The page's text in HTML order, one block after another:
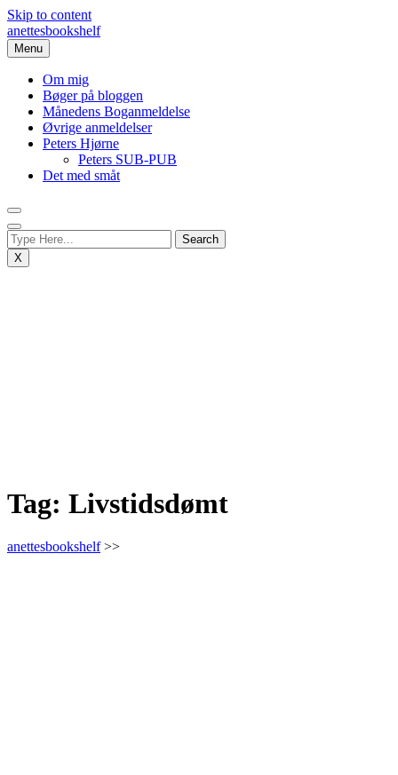
Skip to content
anettesbookshelf
Menu
Om mig
Bøger på bloggen
Månedens Boganmeldelse
Øvrige anmeldelser
Peters Hjørne
Peters SUB-PUB
Det med småt
X
Tag: Livstidsdømt
anettesbookshelf>>